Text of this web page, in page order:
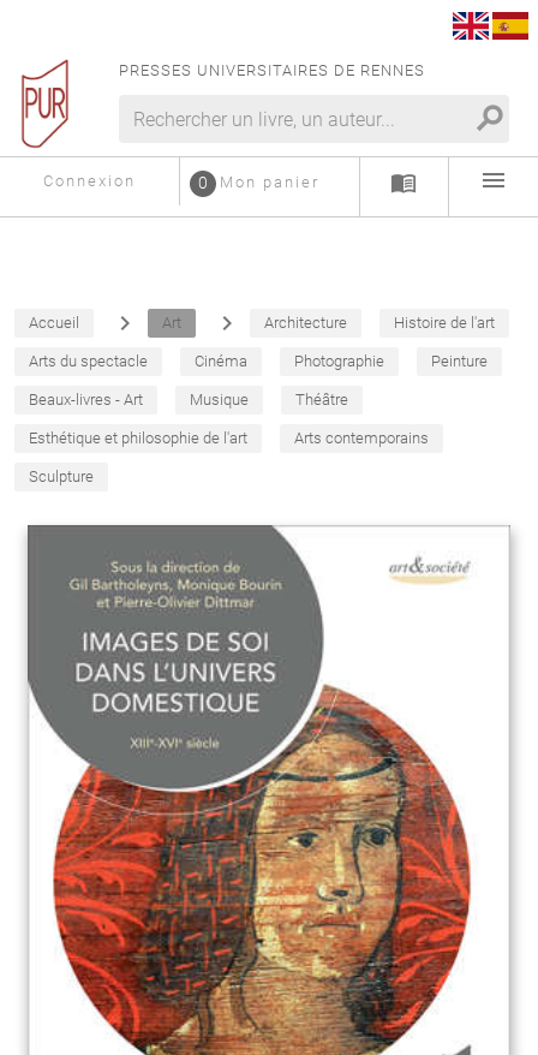
PRESSES UNIVERSITAIRES DE RENNES
search
Connexion Mon panier
0 menu_book menu
Accueil navigate_next Art navigate_next Architecture Histoire de l'art
Arts du spectacle Cinéma Photographie Peinture
Beaux-livres - Art Musique Théâtre
Esthétique et philosophie de l'art Arts contemporains
Sculpture